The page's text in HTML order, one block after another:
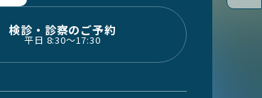
検診・診察のご予約
平日 8:30〜17:30